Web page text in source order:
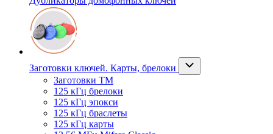
Заготовки ключей. Карты, брелоки
Заготовки ТМ
125 кГц брелоки
125 кГц эпокси
125 кГц браслеты
125 кГц карты